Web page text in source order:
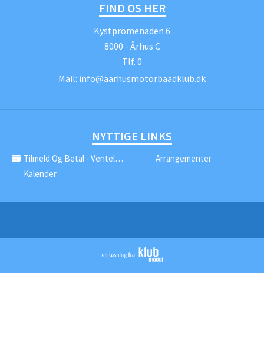
FIND OS HER
Kystpromenaden 6
8000 - Århus C
Tlf. 0
Mail: info@aarhusmotorbaadklub.dk
NYTTIGE LINKS
Tilmeld Og Betal - Venteliste
Arrangementer
Kalender